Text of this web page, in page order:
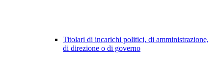
Titolari di incarichi politici, di amministrazione,
di direzione o di governo